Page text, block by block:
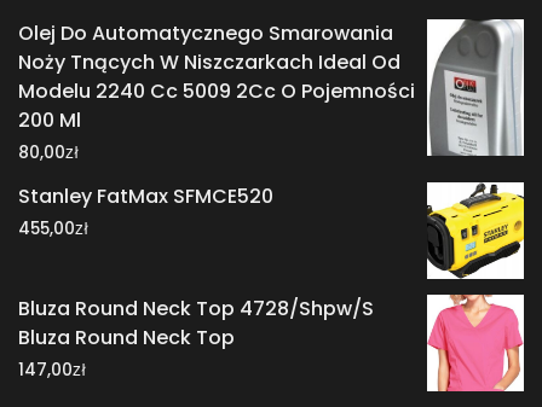
Olej Do Automatycznego Smarowania
Noży Tnących W Niszczarkach Ideal Od
Modelu 2240 Cc 5009 2Cc O Pojemności
200 Ml
80,00zł
Stanley FatMax SFMCE520
455,00zł
Bluza Round Neck Top 4728/Shpw/S
Bluza Round Neck Top
147,00zł